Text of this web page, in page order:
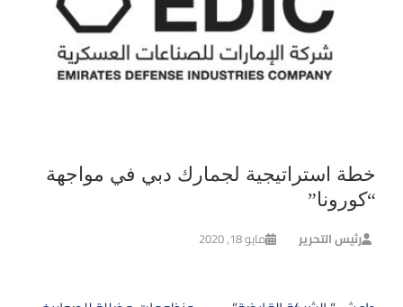
خطة استراتيجية لجمارك دبي في مواجهة
“كورونا”
رئيس التحرير مايو 18, 2020